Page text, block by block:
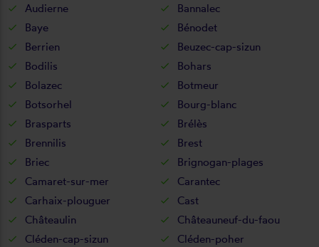
Audierne
Bannalec
Baye
Bénodet
Berrien
Beuzec-cap-sizun
Bodilis
Bohars
Bolazec
Botmeur
Botsorhel
Bourg-blanc
Brasparts
Brélès
Brennilis
Brest
Briec
Brignogan-plages
Camaret-sur-mer
Carantec
Carhaix-plouguer
Cast
Châteaulin
Châteauneuf-du-faou
Cléden-cap-sizun
Cléden-poher